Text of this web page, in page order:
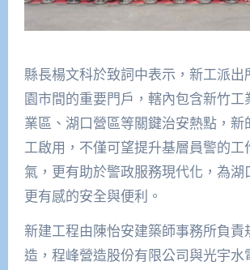
縣長楊文科於致詞中表示，新工派出
園市間的重要門戶，轄內包含新竹工
業區、湖口營區等關鍵治安熱點，新
工啟用，不僅可望提升基層員警的工
氣，更有助於警政服務現代化，為湖
更有感的安全與便利。
新建工程由陳怡安建築師事務所負責
造，程峰營造股份有限公司與光宇水